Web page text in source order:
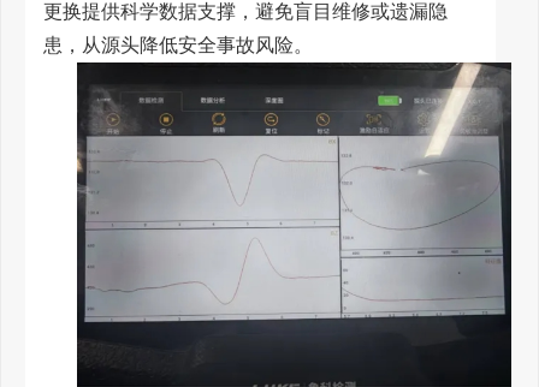
更换提供科学数据支撑，避免盲目维修或遗漏隐
患，从源头降低安全事故风险。